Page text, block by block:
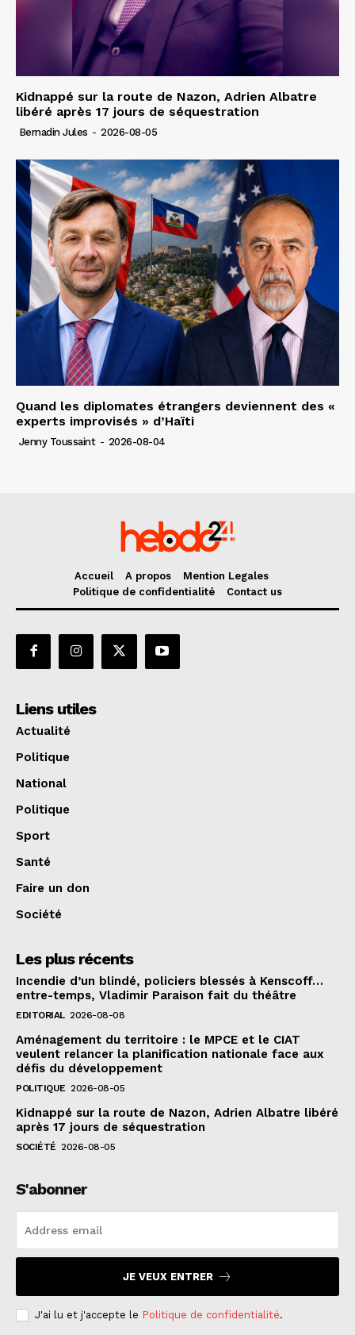
Kidnappé sur la route de Nazon, Adrien Albatre
libéré après 17 jours de séquestration
Bernadin Jules - 2026-08-05
Quand les diplomates étrangers deviennent des «
experts improvisés » d’Haïti
Jenny Toussaint - 2026-08-04
Accueil A propos
Mention Legales
Politique de confidentialité
Contact us
Liens utiles
Actualité
Politique
National
Politique
Sport
Santé
Faire un don
Société
Les plus récents
Incendie d’un blindé, policiers blessés à Kenscoff…
entre-temps, Vladimir Paraison fait du théâtre
EDITORIAL 2026-08-08
Aménagement du territoire : le MPCE et le CIAT
veulent relancer la planification nationale face aux
défis du développement
POLITIQUE 2026-08-05
Kidnappé sur la route de Nazon, Adrien Albatre libéré
après 17 jours de séquestration
SOCIÉTÉ 2026-08-05
S'abonner
JE VEUX ENTRER
J'ai lu et j'accepte le Politique de confidentialité.